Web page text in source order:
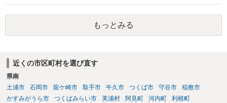
か）、弁護士に法律相談において助言をもらえば足りるでしょう。
もっとみる
近くの市区町村を選び直す
県南
土浦市
石岡市 龍ケ崎市 取手市 牛久市 つくば市 守谷市
稲敷市
かすみがうら市
つくばみらい市 美浦村 阿見町 河内町 利根町